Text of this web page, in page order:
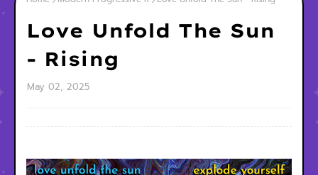
Love Unfold The Sun
- Rising
May 02, 2025